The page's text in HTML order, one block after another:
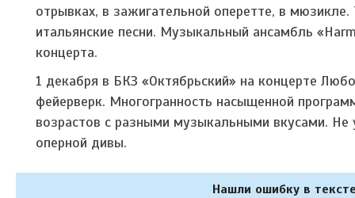
отрывках, в зажигательной оперетте, в
итальянские песни. Музыкальный ансамбль
концерта.
1 декабря в БКЗ «Октябрьский» на концерте
фейерверк. Многогранность насыщенной
возрастов с разными музыкальными вкусами. Не
оперной дивы.
Нашли ошибку в